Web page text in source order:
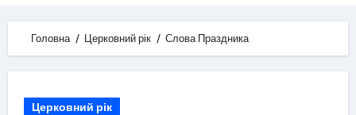
Головна Церковний рік Слова Праздника
Церковний рік